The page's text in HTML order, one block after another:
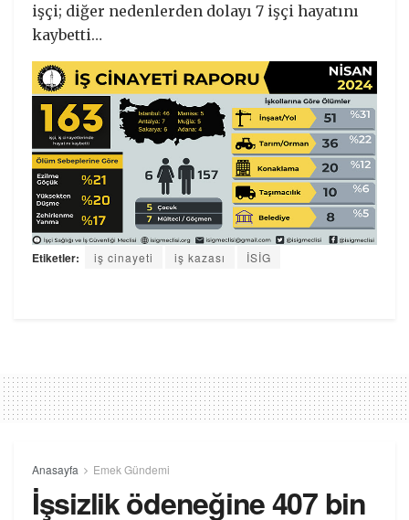
işçi; diğer nedenlerden dolayı 7 işçi hayatını
kaybetti…
Etiketler: iş cinayeti iş kazası İSİG
Anasayfa Emek Gündemi
İşsizlik ödeneğine 407 bin